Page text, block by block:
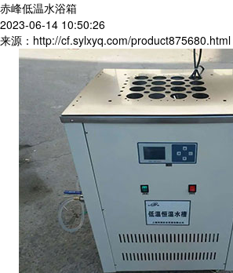
赤峰低温水浴箱
2023-06-14 10:50:26
来源：http://cf.sylxyq.com/product875680.html